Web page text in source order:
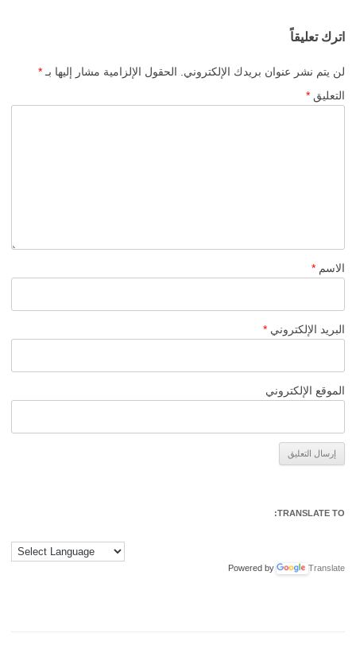
اترك تعليقاً
لن يتم نشر عنوان بريدك الإلكتروني. الحقول الإلزامية مشار إليها بـ *
التعليق *
الاسم *
البريد الإلكتروني *
الموقع الإلكتروني
TRANSLATE TO:
Powered by Translate